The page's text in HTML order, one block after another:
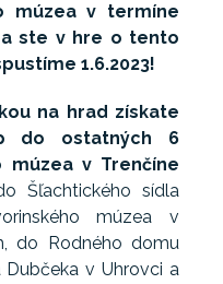
múzea v termíne
a ste v hre o tento
1.6.2023!
na hrad získate
do ostatných 6
múzea v Trenčíne
Šľachtického sídla
múzea v
do Rodného domu
Dubčeka v Uhrovci a